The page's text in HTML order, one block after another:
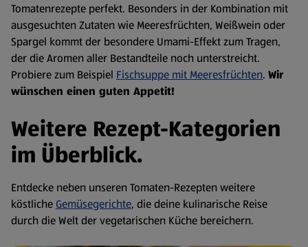
Tomatenrezepte perfekt. Besonders in der Kombination mit
ausgesuchten Zutaten wie Meeresfrüchten, Weißwein oder
Spargel kommt der besondere Umami-Effekt zum Tragen,
der die Aromen aller Bestandteile noch unterstreicht.
Probiere zum Beispiel Fischsuppe mit Meeresfrüchten. Wir
wünschen einen guten Appetit!
Weitere Rezept-Kategorien
im Überblick.
Entdecke neben unseren Tomaten-Rezepten weitere
köstliche Gemüsegerichte, die deine kulinarische Reise
durch die Welt der vegetarischen Küche bereichern.